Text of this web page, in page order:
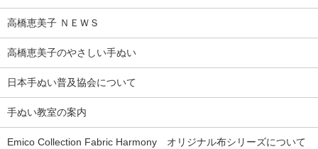
高橋恵美子 ＮＥＷＳ
高橋恵美子のやさしい手ぬい
日本手ぬい普及協会について
手ぬい教室の案内
Emico Collection Fabric Harmony オリジナル布シリーズについて